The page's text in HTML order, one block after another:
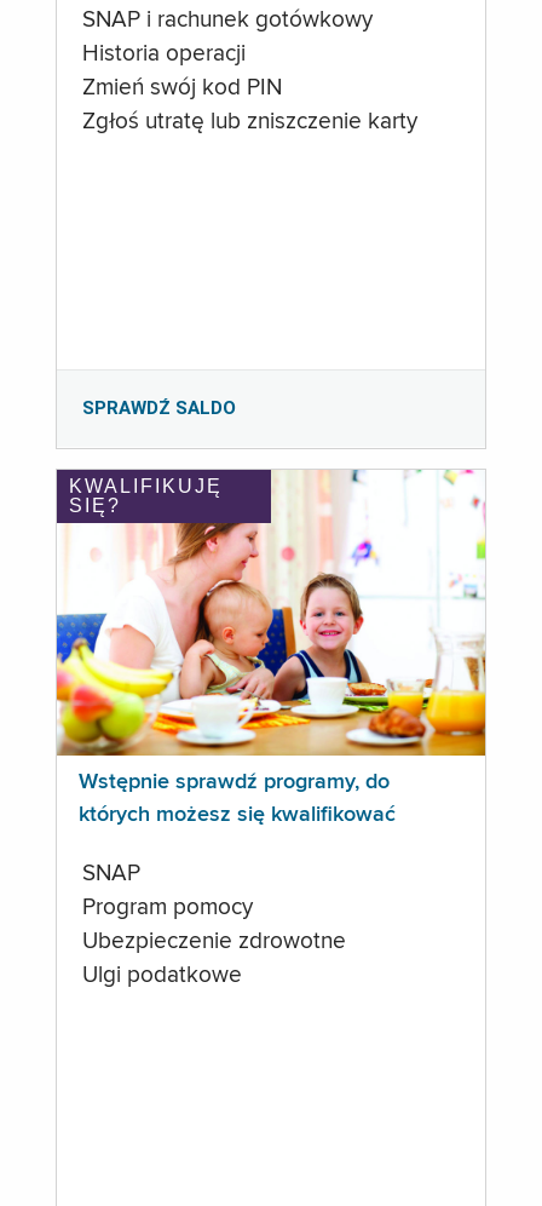
SNAP i rachunek gotówkowy
Historia operacji
Zmień swój kod PIN
Zgłoś utratę lub zniszczenie karty
SPRAWDŹ SALDO
KWALIFIKUJĘ
SIĘ?
Wstępnie sprawdź programy, do
których możesz się kwalifikować
SNAP
Program pomocy
Ubezpieczenie zdrowotne
Ulgi podatkowe